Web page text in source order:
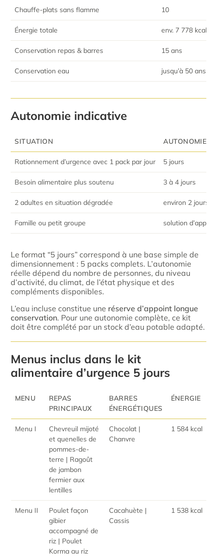
Chauffe-plats sans flamme 10
Énergie totale env. 7 778 kcal
Conservation repas & barres 15 ans
Conservation eau jusqu’à 50 ans
Autonomie indicative
SITUATION AUTONOMIE
Rationnement d’urgence avec 1 pack par jour 5 jours
Besoin alimentaire plus soutenu 3 à 4 jours
2 adultes en situation dégradée environ 2 jours
Famille ou petit groupe solution
Le format “5 jours” correspond à une base simple de
dimensionnement : 5 packs complets. L’autonomie
réelle dépend du nombre de personnes, du niveau
d’activité, du climat, de l’état physique et des
compléments disponibles.
L’eau incluse constitue une réserve d’appoint longue
conservation. Pour une autonomie complète, ce kit
doit être complété par un stock d’eau potable adapté.
Menus inclus dans le kit
alimentaire d’urgence 5 jours
MENU
REPAS
PRINCIPAUX
BARRES
ÉNERGÉTIQUES
ÉNERGIE
Menu I
Chevreuil mijoté
et quenelles de
pommes-de-
terre | Ragoût
de jambon
fermier aux
lentilles
Chocolat |
Chanvre
1 584 kcal
Menu II
Poulet façon
gibier
accompagné de
riz | Poulet
Korma au riz
Cacahuète |
Cassis
1 538 kcal